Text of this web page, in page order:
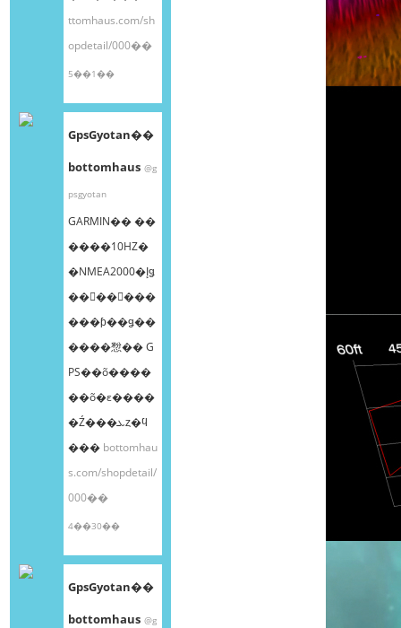
ttomhaus.com/sh
opdetail/000��
5��1��
GpsGyotan��
bottomhaus @g
psgyotan
GARMIN�� ��
����10HZ�
�NMEA2000�إǥ
��󥰥��󥵡���
���ƥ��ǥ��
����㥹�� G
PS��õ����
��õ�ε����
�Ź���ܥȥ�ϥ
��� bottomhau
s.com/shopdetail/
000��
4��30��
GpsGyotan��
bottomhaus @g